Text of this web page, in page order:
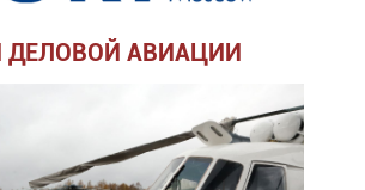
ДЕЛОВОЙ АВИАЦИИ